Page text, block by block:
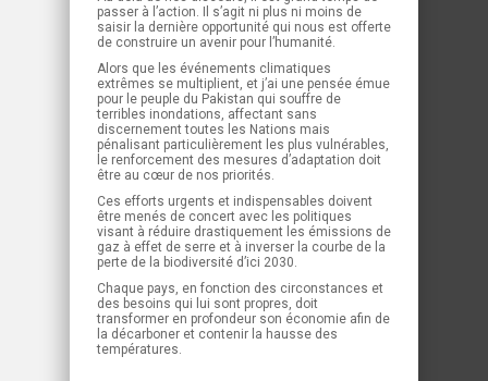
passer à l’action. Il s’agit ni plus ni moins de
saisir la dernière opportunité qui nous est offerte
de construire un avenir pour l’humanité.
Alors que les événements climatiques
extrêmes se multiplient, et j’ai une pensée émue
pour le peuple du Pakistan qui souffre de
terribles inondations, affectant sans
discernement toutes les Nations mais
pénalisant particulièrement les plus vulnérables,
le renforcement des mesures d’adaptation doit
être au cœur de nos priorités.
Ces efforts urgents et indispensables doivent
être menés de concert avec les politiques
visant à réduire drastiquement les émissions de
gaz à effet de serre et à inverser la courbe de la
perte de la biodiversité d’ici 2030.
Chaque pays, en fonction des circonstances et
des besoins qui lui sont propres, doit
transformer en profondeur son économie afin de
la décarboner et contenir la hausse des
températures.